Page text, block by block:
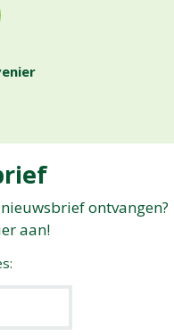
ontvangen?
aan!